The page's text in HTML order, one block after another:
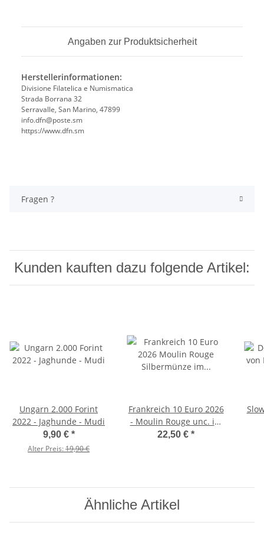
Angaben zur Produktsicherheit
Herstellerinformationen:
Divisione Filatelica e Numismatica
Strada Borrana 32
Serravalle, San Marino, 47899
info.dfn@poste.sm
https://www.dfn.sm
Fragen ?
Kunden kauften dazu folgende Artikel:
Ungarn 2.000 Forint
2022 - Jaghunde - Mudi
9,90 € *
Alter Preis:19,90 €
Frankreich 10 Euro 2026
- Moulin Rouge unc. im
Blister
22,50 € *
Ähnliche Artikel